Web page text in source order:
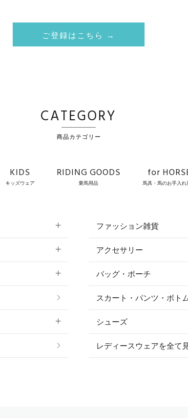
ご登録はこちら →
CATEGORY
商品カテゴリー
KIDS
キッズウェア
RIDING GOODS
乗馬用品
for
馬具・馬のお手入れ
ファッション雑貨
すべてのファッション
ソックス
ベルト
アクセサリー
すべてのアクセサリー
リング
ピアス・イヤリング
バッグ・ポーチ
スカート・パンツ・ボト
シューズ
レディースウェアを全て